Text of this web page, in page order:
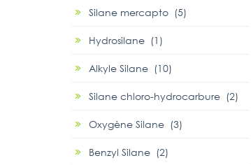
Silane mercapto (5)
Hydrosilane (1)
Alkyle Silane (10)
Silane chloro-hydrocarbure (2)
Oxygène Silane (3)
Benzyl Silane (2)